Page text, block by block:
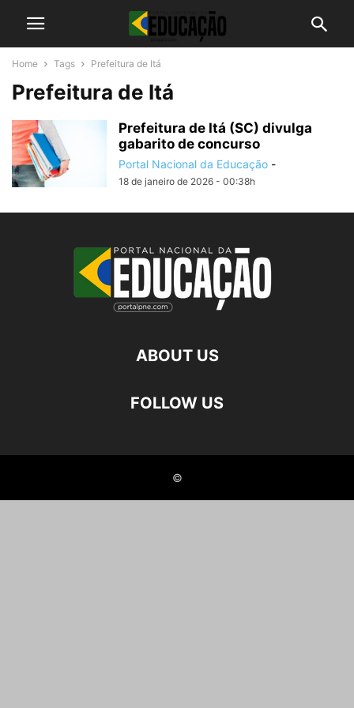
Home Tags Prefeitura de Itá
Prefeitura de Itá
Prefeitura de Itá (SC) divulga
gabarito de concurso
Portal Nacional da Educação -
18 de janeiro de 2026 - 00:38h
ABOUT US
FOLLOW US
©